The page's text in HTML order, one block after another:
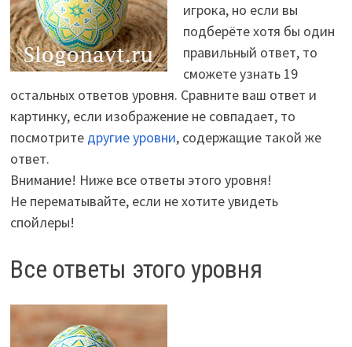
игрока, но если вы
подберёте хотя бы один
правильный ответ, то
сможете узнать 19
остальных ответов уровня. Сравните ваш ответ и
картинку, если изображение не совпадает, то
посмотрите другие уровни, содержащие такой же
ответ.
Внимание! Ниже все ответы этого уровня!
Не перематывайте, если не хотите увидеть
спойлеры!
Все ответы этого уровня